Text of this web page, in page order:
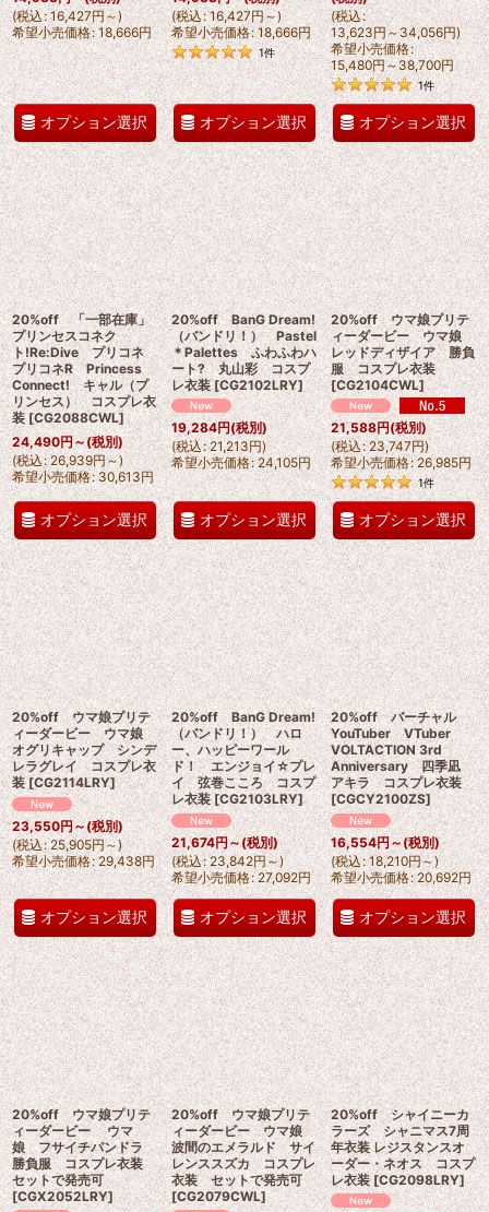
(税込: 16,427円～)
希望小売価格: 18,666円
オプション選択
(税込: 16,427円～)
希望小売価格: 18,666円
1件
オプション選択
(税込:
13,623円～34,056円)
希望小売価格:
15,480円～38,700円
1件
オプション選択
20%off 「一部在庫」
プリンセスコネク
ト!Re:Dive プリコネ
プリコネR Princess
Connect! キャル（プ
リンセス） コスプレ衣
装 [CG2088CWL]
24,490円～(税別)
(税込: 26,939円～)
希望小売価格: 30,613円
オプション選択
20%off BanG Dream!
（バンドリ！） Pastel
＊Palettes ふわふわハ
ート? 丸山彩 コスプ
レ衣装 [CG2102LRY]
19,284円(税別)
(税込: 21,213円)
希望小売価格: 24,105円
オプション選択
20%off ウマ娘プリテ
ィーダービー ウマ娘
レッドディザイア 勝負
服 コスプレ衣装
[CG2104CWL]
21,588円(税別)
(税込: 23,747円)
希望小売価格: 26,985円
1件
オプション選択
20%off ウマ娘プリテ
ィーダービー ウマ娘
オグリキャップ シンデ
レラグレイ コスプレ衣
装 [CG2114LRY]
23,550円～(税別)
(税込: 25,905円～)
希望小売価格: 29,438円
オプション選択
20%off BanG Dream!
（バンドリ！） ハロ
ー、ハッピーワール
ド！ エンジョイ☆プレ
イ 弦巻こころ コスプ
レ衣装 [CG2103LRY]
21,674円～(税別)
(税込: 23,842円～)
希望小売価格: 27,092円
オプション選択
20%off バーチャル
YouTuber VTuber
VOLTACTION 3rd
Anniversary 四季凪
アキラ コスプレ衣装
[CGCY2100ZS]
16,554円～(税別)
(税込: 18,210円～)
希望小売価格: 20,692円
オプション選択
20%off ウマ娘プリテ
ィーダービー ウマ
娘 フサイチパンドラ
勝負服 コスプレ衣装
セットで発売可
[CGX2052LRY]
20%off ウマ娘プリテ
ィーダービー ウマ娘
波間のエメラルド サイ
レンススズカ コスプレ
衣装 セットで発売可
[CG2079CWL]
20%off シャイニーカ
ラーズ シャニマス7周
年衣装 レジスタンスオ
ーダー・ネオス コスプ
レ衣装 [CG2098LRY]